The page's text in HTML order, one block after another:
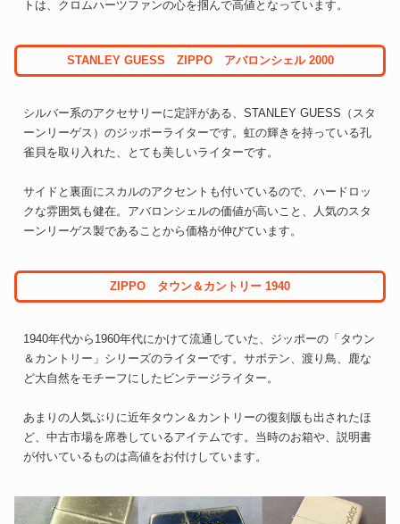
トは、クロムハーツファンの心を掴んで高値となっています。
STANLEY GUESS ZIPPO アバロンシェル 2000
シルバー系のアクセサリーに定評がある、STANLEY GUESS（スタ
ーンリーゲス）のジッポーライターです。虹の輝きを持っている孔
雀貝を取り入れた、とても美しいライターです。
サイドと裏面にスカルのアクセントも付いているので、ハードロッ
クな雰囲気も健在。アバロンシェルの価値が高いこと、人気のスタ
ーンリーゲス製であることから価格が伸びています。
ZIPPO タウン＆カントリー 1940
1940年代から1960年代にかけて流通していた、ジッポーの「タウン
＆カントリー」シリーズのライターです。サボテン、渡り鳥、鹿な
ど大自然をモチーフにしたビンテージライター。
あまりの人気ぶりに近年タウン＆カントリーの復刻版も出されたほ
ど、中古市場を席巻しているアイテムです。当時のお箱や、説明書
が付いているものは高値をお付けしています。